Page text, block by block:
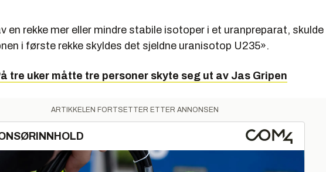
en rekke mer eller mindre stabile isotoper i et uranpreparat, skulde
i første rekke skyldes det sjeldne uranisotop U235».
tre uker måtte tre personer skyte seg ut av Jas Gripen
ARTIKKELEN FORTSETTER ETTER ANNONSEN